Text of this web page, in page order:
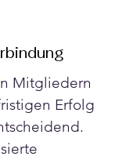
Mitgliedern
Erfolg